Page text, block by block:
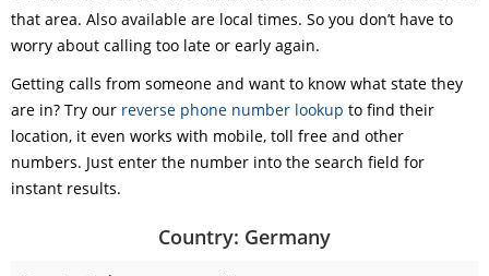
that area. Also available are local times. So you don’t have to
worry about calling too late or early again.
Getting calls from someone and want to know what state they
are in? Try our reverse phone number lookup to find their
location, it even works with mobile, toll free and other
numbers. Just enter the number into the search field for
instant results.
Country: Germany